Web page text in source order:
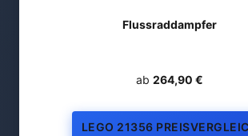
Flussraddampfer
ab 264,90 €
LEGO 21356